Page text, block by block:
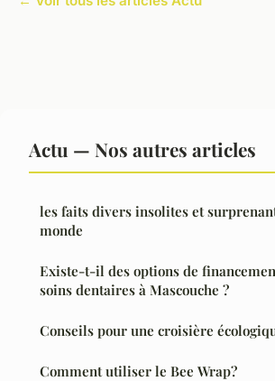
Actu — Nos autres articles
les faits divers insolites et
monde
Existe-t-il des options de
soins dentaires à Mascouche ?
Conseils pour une croisière
Comment utiliser le Bee Wrap?